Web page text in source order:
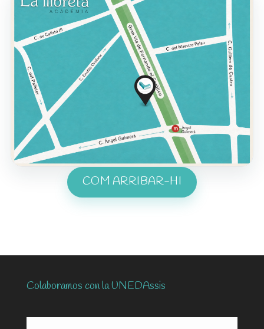
COM ARRIBAR-HI
Colaboramos con la UNEDAssis